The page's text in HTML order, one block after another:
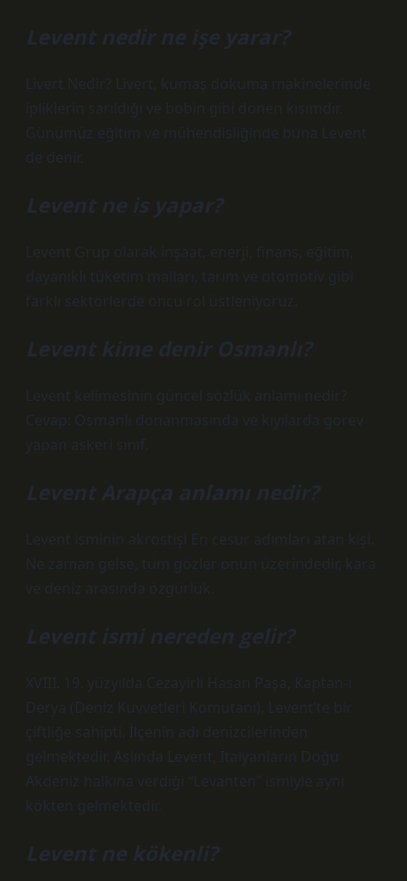
Levent nedir ne işe yarar?
Livert Nedir? Livert, kumaş dokuma makinelerinde
ipliklerin sarıldığı ve bobin gibi dönen kısımdır.
Günümüz eğitim ve mühendisliğinde buna Levent
de denir.
Levent ne is yapar?
Levent Grup olarak inşaat, enerji, finans, eğitim,
dayanıklı tüketim malları, tarım ve otomotiv gibi
farklı sektörlerde öncü rol üstleniyoruz.
Levent kime denir Osmanlı?
Levent kelimesinin güncel sözlük anlamı nedir?
Cevap: Osmanlı donanmasında ve kıyılarda görev
yapan askeri sınıf.
Levent Arapça anlamı nedir?
Levent isminin akrostişi En cesur adımları atan kişi.
Ne zaman gelse, tüm gözler onun üzerindedir, kara
ve deniz arasında özgürlük.
Levent ismi nereden gelir?
XVIII. 19. yüzyılda Cezayirli Hasan Paşa, Kaptan-ı
Derya (Deniz Kuvvetleri Komutanı), Levent’te bir
çiftliğe sahipti. İlçenin adı denizcilerinden
gelmektedir. Aslında Levent, İtalyanların Doğu
Akdeniz halkına verdiği “Levanten” ismiyle aynı
kökten gelmektedir.
Levent ne kökenli?